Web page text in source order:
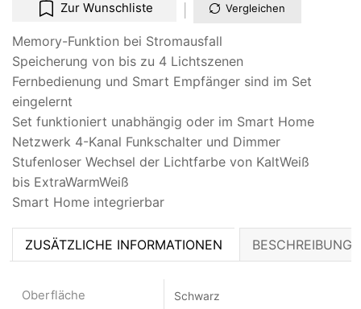
Zur Wunschliste Vergleichen
Memory-Funktion bei Stromausfall
Speicherung von bis zu 4 Lichtszenen
Fernbedienung und Smart Empfänger sind im Set
eingelernt
Set funktioniert unabhängig oder im Smart Home
Netzwerk 4-Kanal Funkschalter und Dimmer
Stufenloser Wechsel der Lichtfarbe von KaltWeiß
bis ExtraWarmWeiß
Smart Home integrierbar
ZUSÄTZLICHE INFORMATIONEN BESCHREIBUNG
Oberfläche Schwarz